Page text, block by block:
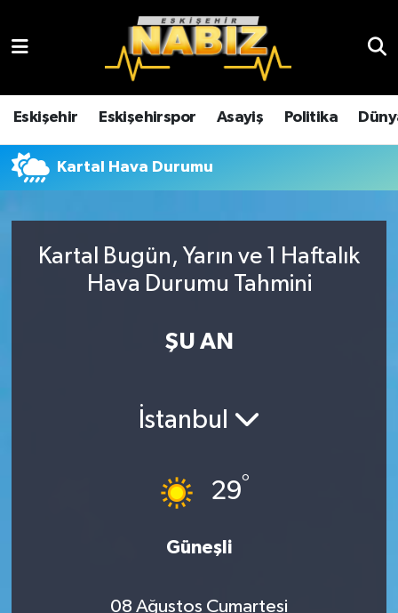
Eskişehir Eskişehirspor Asayiş Politika
Kartal Hava Durumu
Kartal Bugün, Yarın ve 1 Haftalık
Hava Durumu Tahmini
ŞU AN
İstanbul
29°
Güneşli
08 Ağustos Cumartesi
Çevre
Dünya
Ekonomi
Eskişehir
Eskişehir Hava Durumu
Eskişehir Trafik Yoğunluk Haritası
TFF 3.Lig 4.Grup Puan Durumu ve Fikstür
Son Dakika Haberleri
Haber Arşivi